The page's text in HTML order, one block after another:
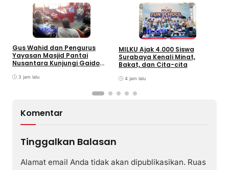
Nasional
Gus Wahid dan Pengurus
Yayasan Masjid Pantai
Nusantara Kunjungi Gaido
Pengembangan Ekonomi
3 jam lalu
Info Sehat
MILKU Ajak 4.000 Siswa
Surabaya Kenali Minat,
Bakat, dan Cita-cita
4 jam lalu
Komentar
Tinggalkan Balasan
Alamat email Anda tidak akan dipublikasikan. Ruas